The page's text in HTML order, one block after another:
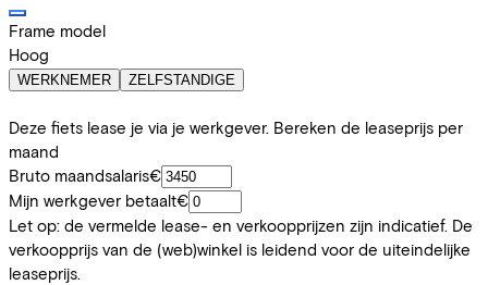
Frame model
Hoog
WERKNEMER ZELFSTANDIGE
Deze fiets lease je via je werkgever. Bereken de leaseprijs per
maand
Bruto maandsalaris€
Mijn werkgever betaalt€
Let op: de vermelde lease- en verkoopprijzen zijn indicatief. De
verkoopprijs van de (web)winkel is leidend voor de uiteindelijke
leaseprijs.